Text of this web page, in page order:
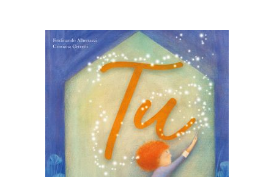
AGGIUNGI AL CARRELLO